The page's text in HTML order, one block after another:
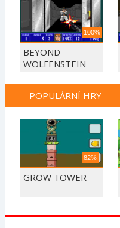
100%
BEYOND
WOLFENSTEIN
POPULÁRNÍ HRY
82%
GROW TOWER